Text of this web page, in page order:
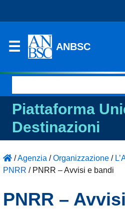
ANBSC
per:
Piattaforma
Destinazioni
/Agenzia /Organizzazione /
PNRR / PNRR – Avvisi e bandi
PNRR –